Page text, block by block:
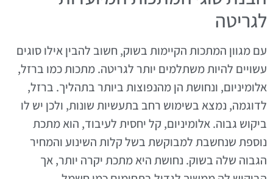
לגריטה
עם מגוון המתכות הקיימות בשוק, חשוב להבין אילו סוגים
עשויים להיות משתלמים יותר לגריטה. מתכות כמו ברזל,
אלומיניום, ונחושת הן מהנפוצות ביותר בתהליך. ברזל,
לדוגמה, נמצא בשימוש רחב בתעשיות שונות, ולכן יש לו
ביקוש גבוה. אלומיניום, קל יחסית לעיבוד, הוא מתכת
נוספת שנחשבת למבוקשת בשל קלות השינוע והמחיר
הגבוה שלה בשוק. נחושת היא מתכת יקרה יותר, אך